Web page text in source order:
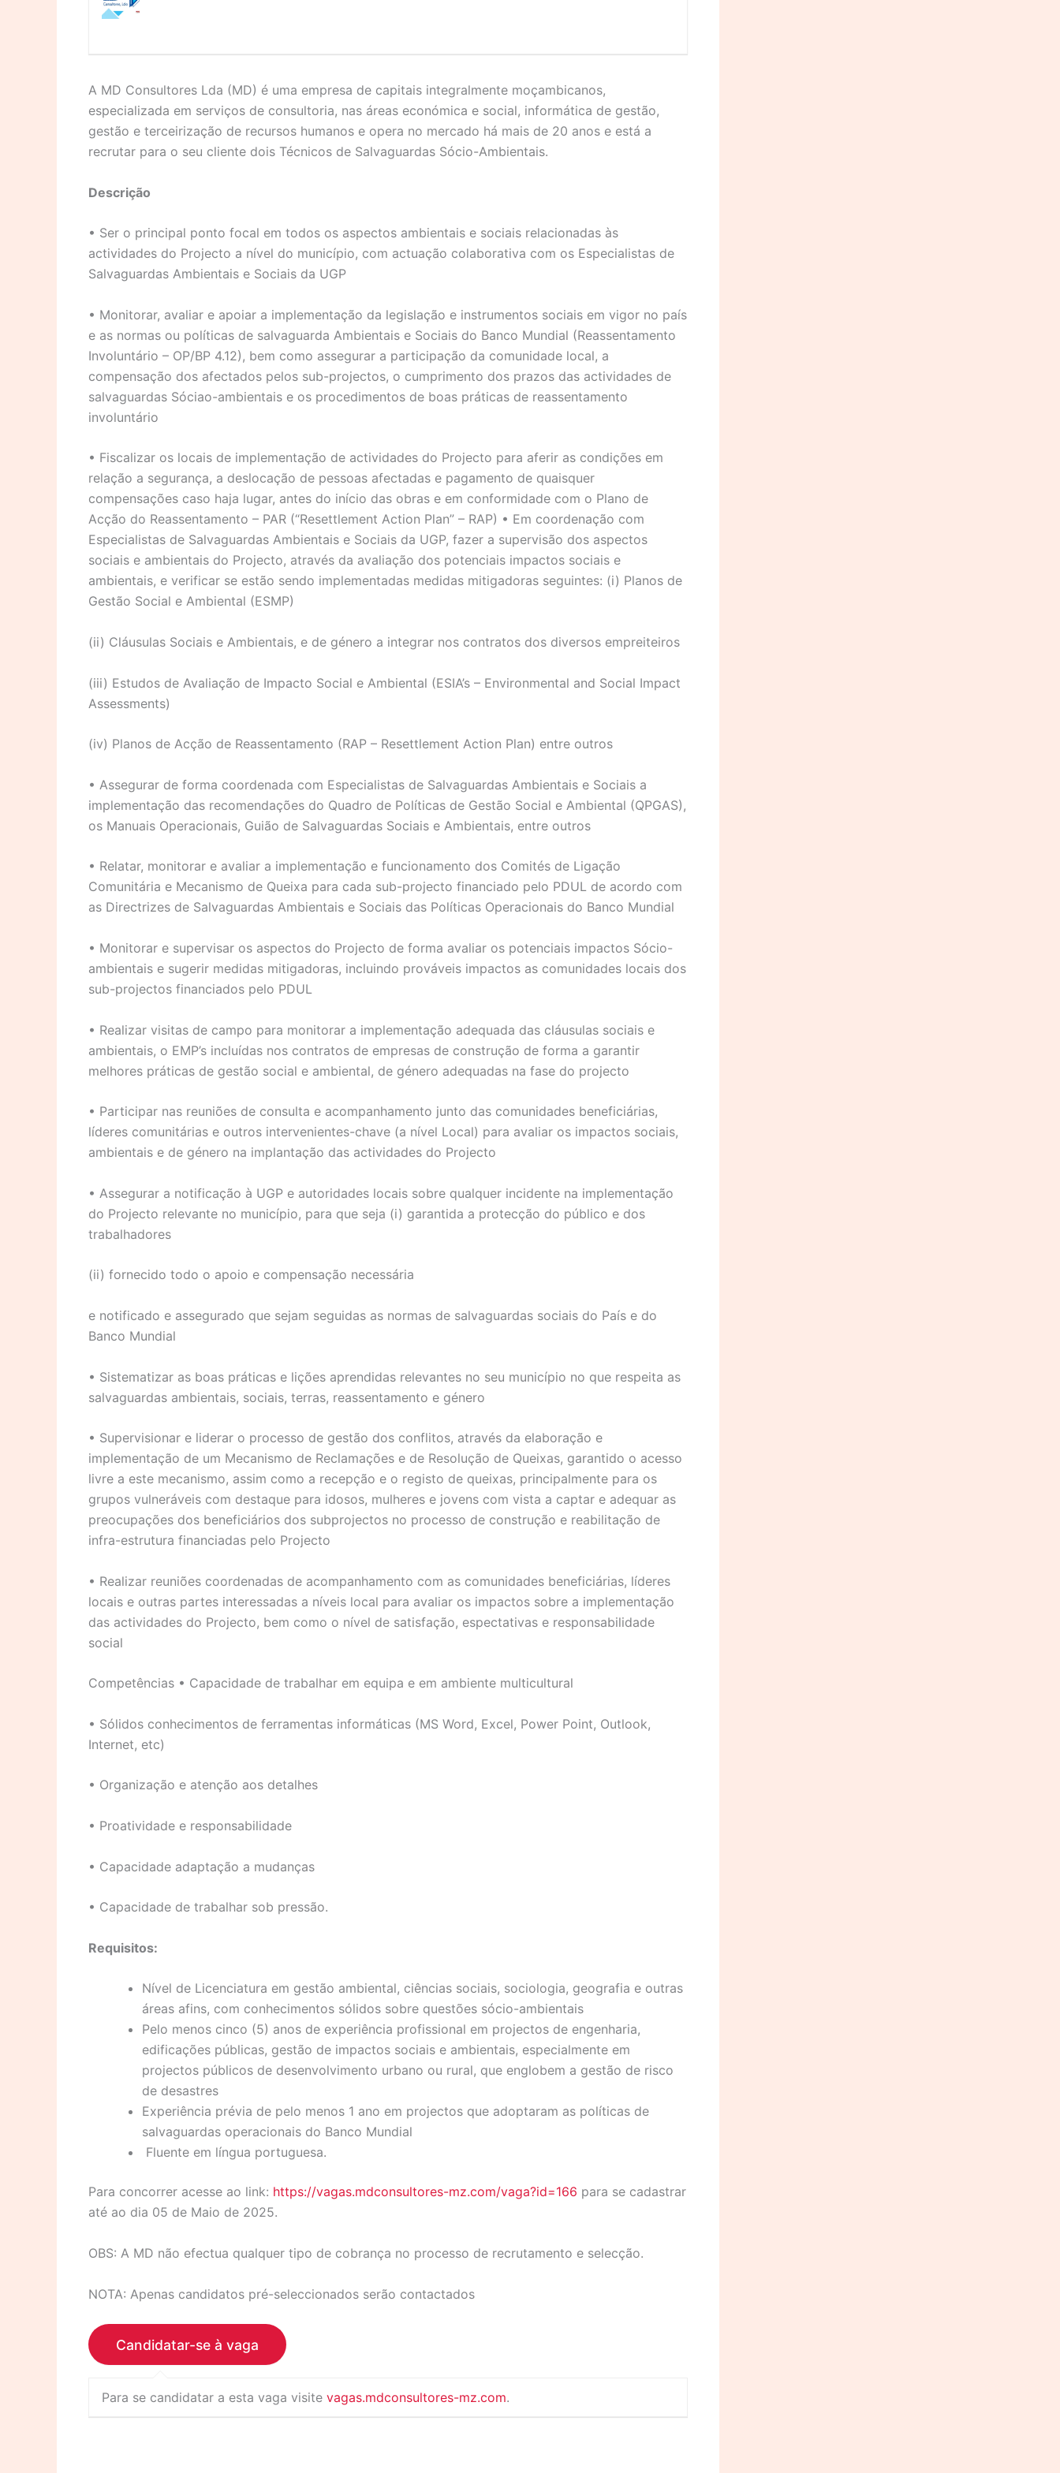
A MD Consultores Lda (MD) é uma empresa de capitais integralmente moçambicanos,
especializada em serviços de consultoria, nas áreas económica e social, informática de gestão,
gestão e terceirização de recursos humanos e opera no mercado há mais de 20 anos e está a
recrutar para o seu cliente dois Técnicos de Salvaguardas Sócio-Ambientais.
Descrição
• Ser o principal ponto focal em todos os aspectos ambientais e sociais relacionadas às
actividades do Projecto a nível do município, com actuação colaborativa com os Especialistas de
Salvaguardas Ambientais e Sociais da UGP
• Monitorar, avaliar e apoiar a implementação da legislação e instrumentos sociais em vigor no país
e as normas ou políticas de salvaguarda Ambientais e Sociais do Banco Mundial (Reassentamento
Involuntário – OP/BP 4.12), bem como assegurar a participação da comunidade local, a
compensação dos afectados pelos sub-projectos, o cumprimento dos prazos das actividades de
salvaguardas Sóciao-ambientais e os procedimentos de boas práticas de reassentamento
involuntário
• Fiscalizar os locais de implementação de actividades do Projecto para aferir as condições em
relação a segurança, a deslocação de pessoas afectadas e pagamento de quaisquer
compensações caso haja lugar, antes do início das obras e em conformidade com o Plano de
Acção do Reassentamento – PAR (“Resettlement Action Plan” – RAP) • Em coordenação com
Especialistas de Salvaguardas Ambientais e Sociais da UGP, fazer a supervisão dos aspectos
sociais e ambientais do Projecto, através da avaliação dos potenciais impactos sociais e
ambientais, e verificar se estão sendo implementadas medidas mitigadoras seguintes: (i) Planos de
Gestão Social e Ambiental (ESMP)
(ii) Cláusulas Sociais e Ambientais, e de género a integrar nos contratos dos diversos empreiteiros
(iii) Estudos de Avaliação de Impacto Social e Ambiental (ESIA’s – Environmental and Social Impact
Assessments)
(iv) Planos de Acção de Reassentamento (RAP – Resettlement Action Plan) entre outros
• Assegurar de forma coordenada com Especialistas de Salvaguardas Ambientais e Sociais a
implementação das recomendações do Quadro de Políticas de Gestão Social e Ambiental (QPGAS),
os Manuais Operacionais, Guião de Salvaguardas Sociais e Ambientais, entre outros
• Relatar, monitorar e avaliar a implementação e funcionamento dos Comités de Ligação
Comunitária e Mecanismo de Queixa para cada sub-projecto financiado pelo PDUL de acordo com
as Directrizes de Salvaguardas Ambientais e Sociais das Políticas Operacionais do Banco Mundial
• Monitorar e supervisar os aspectos do Projecto de forma avaliar os potenciais impactos Sócio-
ambientais e sugerir medidas mitigadoras, incluindo prováveis impactos as comunidades locais dos
sub-projectos financiados pelo PDUL
• Realizar visitas de campo para monitorar a implementação adequada das cláusulas sociais e
ambientais, o EMP’s incluídas nos contratos de empresas de construção de forma a garantir
melhores práticas de gestão social e ambiental, de género adequadas na fase do projecto
• Participar nas reuniões de consulta e acompanhamento junto das comunidades beneficiárias,
líderes comunitárias e outros intervenientes-chave (a nível Local) para avaliar os impactos sociais,
ambientais e de género na implantação das actividades do Projecto
• Assegurar a notificação à UGP e autoridades locais sobre qualquer incidente na implementação
do Projecto relevante no município, para que seja (i) garantida a protecção do público e dos
trabalhadores
(ii) fornecido todo o apoio e compensação necessária
e notificado e assegurado que sejam seguidas as normas de salvaguardas sociais do País e do
Banco Mundial
• Sistematizar as boas práticas e lições aprendidas relevantes no seu município no que respeita as
salvaguardas ambientais, sociais, terras, reassentamento e género
• Supervisionar e liderar o processo de gestão dos conflitos, através da elaboração e
implementação de um Mecanismo de Reclamações e de Resolução de Queixas, garantido o acesso
livre a este mecanismo, assim como a recepção e o registo de queixas, principalmente para os
grupos vulneráveis com destaque para idosos, mulheres e jovens com vista a captar e adequar as
preocupações dos beneficiários dos subprojectos no processo de construção e reabilitação de
infra-estrutura financiadas pelo Projecto
• Realizar reuniões coordenadas de acompanhamento com as comunidades beneficiárias, líderes
locais e outras partes interessadas a níveis local para avaliar os impactos sobre a implementação
das actividades do Projecto, bem como o nível de satisfação, espectativas e responsabilidade
social
Competências • Capacidade de trabalhar em equipa e em ambiente multicultural
• Sólidos conhecimentos de ferramentas informáticas (MS Word, Excel, Power Point, Outlook,
Internet, etc)
• Organização e atenção aos detalhes
• Proatividade e responsabilidade
• Capacidade adaptação a mudanças
• Capacidade de trabalhar sob pressão.
Requisitos:
Nível de Licenciatura em gestão ambiental, ciências sociais, sociologia, geografia e outras
áreas afins, com conhecimentos sólidos sobre questões sócio-ambientais
Pelo menos cinco (5) anos de experiência profissional em projectos de engenharia,
edificações públicas, gestão de impactos sociais e ambientais, especialmente em
projectos públicos de desenvolvimento urbano ou rural, que englobem a gestão de risco
de desastres
Experiência prévia de pelo menos 1 ano em projectos que adoptaram as políticas de
salvaguardas operacionais do Banco Mundial
Fluente em língua portuguesa.
Para concorrer acesse ao link: https://vagas.mdconsultores-mz.com/vaga?id=166 para se cadastrar
até ao dia 05 de Maio de 2025.
OBS: A MD não efectua qualquer tipo de cobrança no processo de recrutamento e selecção.
NOTA: Apenas candidatos pré-seleccionados serão contactados
Para se candidatar a esta vaga visite vagas.mdconsultores-mz.com.